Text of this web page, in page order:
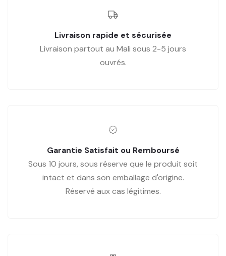
Livraison rapide et sécurisée
Livraison partout au Mali sous 2-5 jours
ouvrés.
Garantie Satisfait ou Remboursé
Sous 10 jours, sous réserve que le produit soit
intact et dans son emballage d'origine.
Réservé aux cas légitimes.